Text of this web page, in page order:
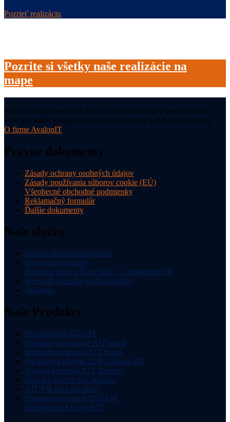
Pozrieť realizáciu
Pozrite si všetky naše realizácie na
mape
Našu ponuku sme tvorili kúsok po kúsku tak aby sme dokázali
vytvoriť jeden fungujúci ucelený komplex u každého zákazníka.
O firme AvalonIT
Právne dokumenty
Zásady ochrany osobných údajov
Zásady používania súborov cookie (EÚ)
Všeobecné obchodné podmienky
Reklamačný formulár
Ďalšie dokumenty
Naše služby
Oprava interaktívnej tabule
Oprava projektorov
Zmluvná správa IT techniky – outsourcing IT
Servis IT techniky podľa potreby
Školenia
Naše Produkty
Blackboard LCD AIT
Interaktívny monitor AIT touch
Interaktívna tabuľa AIT board
Počítačová učebňa ZERO klient AIT
Jazyková učebňa AIT Teacher
Školský Server AIT domain
AIT VR Box pre školy
Programovací dron STEAM
Inteligentná AI myš AIT